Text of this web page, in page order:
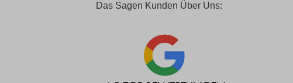
Das Sagen Kunden Über Uns: